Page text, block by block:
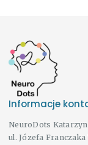
Informacje
NeuroDots
ul. Józefa